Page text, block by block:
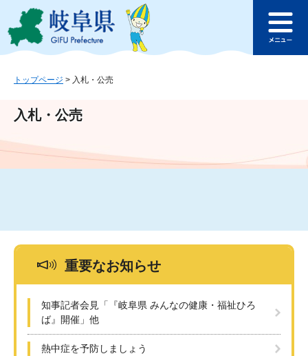
ジ
ュ
文
このページの本文へ
ュ
トップページ > 入札・公売
入札・公売
重要なお知らせ
知事記者会見「『岐阜県 みんなの健康・福祉ひろ
ば』開催」他
熱中症を予防しましょう